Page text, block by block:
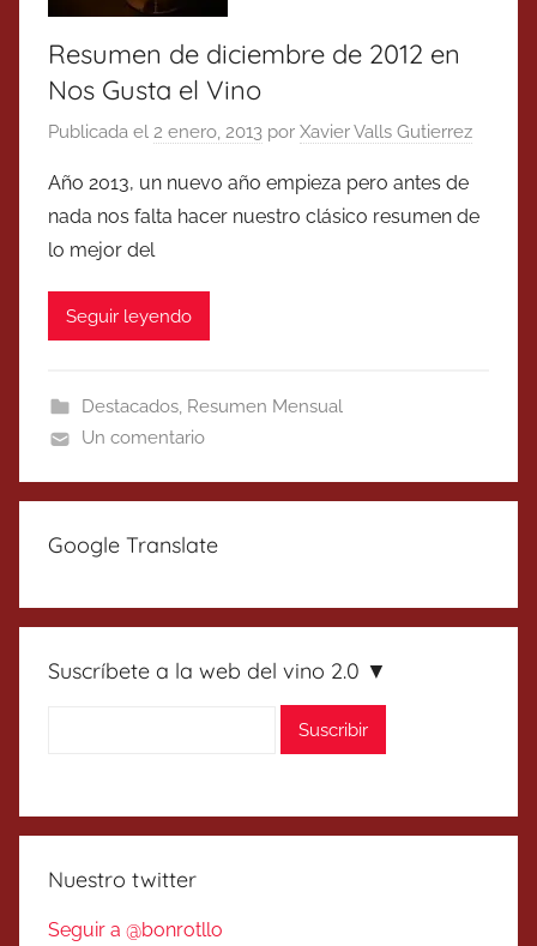
Resumen de diciembre de 2012 en
Nos Gusta el Vino
Publicada el 2 enero, 2013 por Xavier Valls Gutierrez
Año 2013, un nuevo año empieza pero antes de
nada nos falta hacer nuestro clásico resumen de
lo mejor del
Seguir leyendo
Destacados, Resumen Mensual
Un comentario
Google Translate
Suscríbete a la web del vino 2.0 ▼
Nuestro twitter
Seguir a @bonrotllo